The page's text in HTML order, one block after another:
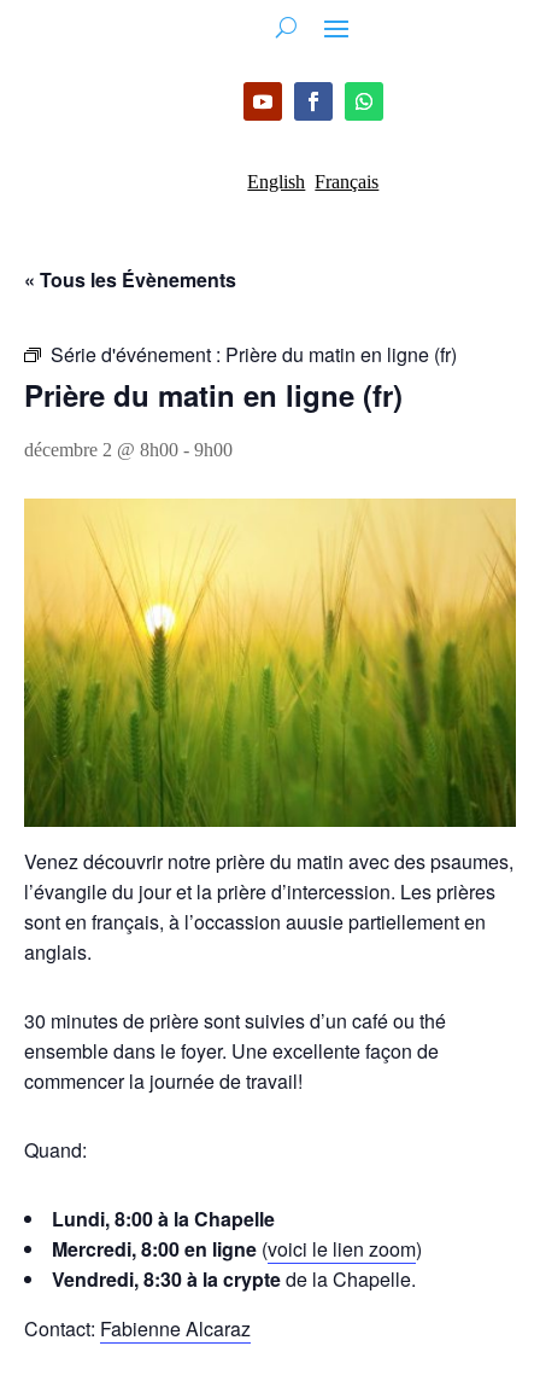
English Français
« Tous les Évènements
Série d'événement : Prière du matin en ligne (fr)
Prière du matin en ligne (fr)
décembre 2 @ 8h00 - 9h00
Venez découvrir notre prière du matin avec des psaumes,
l’évangile du jour et la prière d’intercession. Les prières
sont en français, à l’occassion auusie partiellement en
anglais.
30 minutes de prière sont suivies d’un café ou thé
ensemble dans le foyer. Une excellente façon de
commencer la journée de travail!
Quand:
Lundi, 8:00 à la Chapelle
Mercredi, 8:00 en ligne (voici le lien zoom)
Vendredi, 8:30 à la cryptede la Chapelle.
Contact: Fabienne Alcaraz